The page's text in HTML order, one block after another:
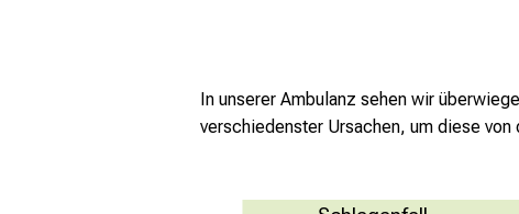
In unserer Ambulanz sehen wir
verschiedenster Ursachen, um diese